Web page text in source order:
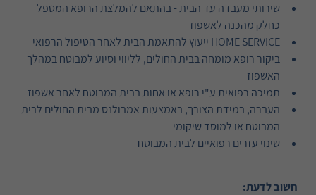
שירותי מעבדה עד הבית - בהתאם להמלצת הרופא המטפל
כחלק מהכנה לאשפוז
HOME SERVICE ייעוץ להתאמת הבית לאחר הטיפול הרפואי
ביקור רופא מומחה בבית החולים, לליווי וסיוע למבוטח במהלך
האשפוז
תמיכה רפואית ע"י רופא או אחות בבית המבוטח לאחר אשפוז
העברה, במידת הצורך, באמצעות אמבולנס מבית החולים לבית
המבוטח או למוסד שיקומי
שינוי עזרים רפואיים לבית המבוטח
חשוב לדעת: